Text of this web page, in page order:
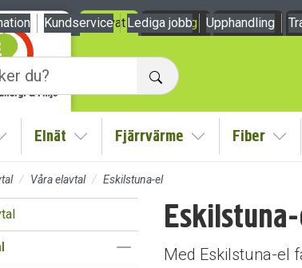
Privat
Företag Om oss
Sök
Visa/Göm undermeny
Elnät Visa/Göm undermeny
Fjärrvärme Visa/Göm
Fiber
Kundservice Lediga jobb Upphandling
Våra elavtal Eskilstuna-el
Visa/Göm undermeny
Med Eskilstuna-el